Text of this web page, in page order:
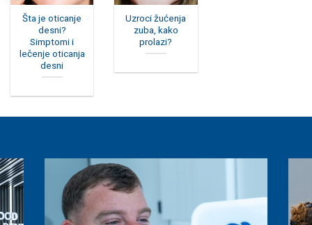
Šta je oticanje
desni?
Simptomi i
lečenje oticanja
desni
Uzroci žućenja
zuba, kako
prolazi?